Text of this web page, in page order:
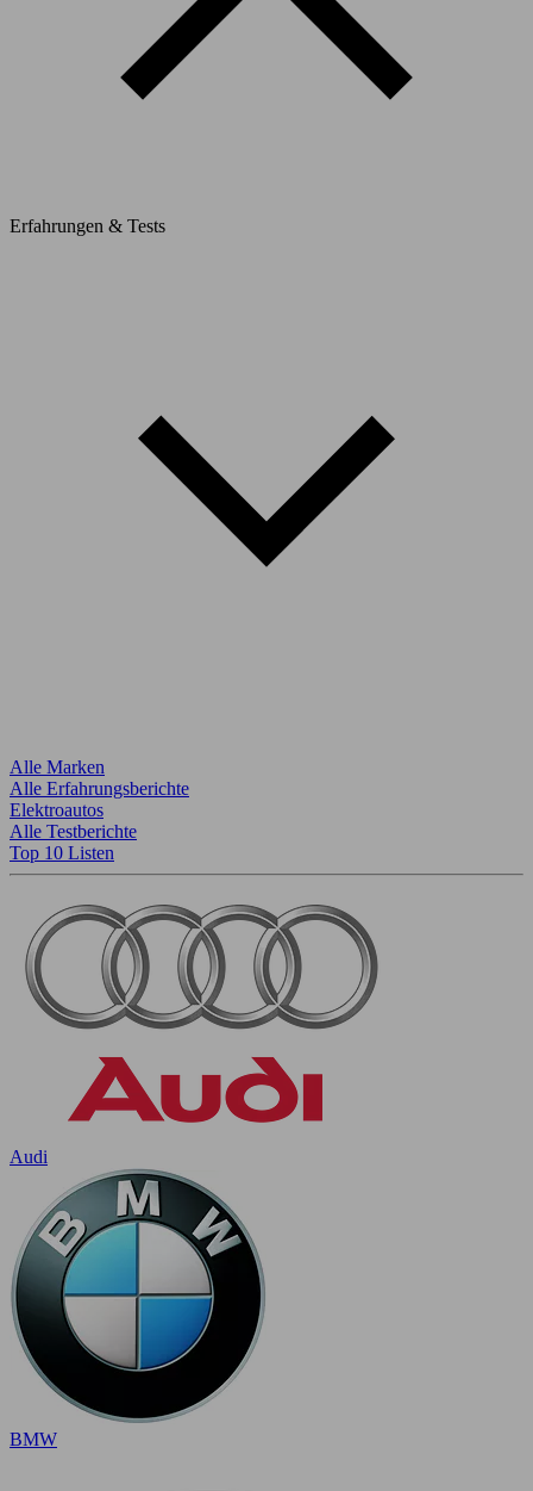
Erfahrungen & Tests
Alle Marken
Alle Erfahrungsberichte
Elektroautos
Alle Testberichte
Top 10 Listen
Audi
BMW